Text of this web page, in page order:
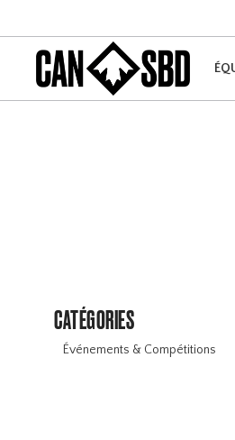
CATÉGORIES
Événements & Compétitions